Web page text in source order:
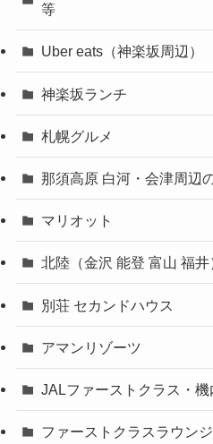
等
Uber eats（神楽坂周辺）
神楽坂ランチ
札幌グルメ
那須高原 白河・会津周辺
マリオット
北陸（金沢 能登 富山 福井
別荘 セカンドハウス
アマンリゾーツ
JALファーストクラス・機
ファーストクラスラウンジ